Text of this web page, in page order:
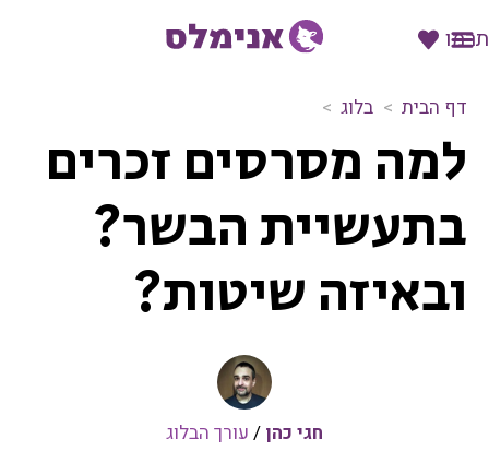
תרמו
דף הבית בלוג
מ
ה
ס
ס
י
למה מסרסים זכרים
בתעשיית הבשר?
ובאיזה שיטות?
חגי כהן / עורך הבלוג